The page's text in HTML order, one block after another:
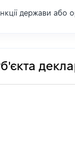
держави або